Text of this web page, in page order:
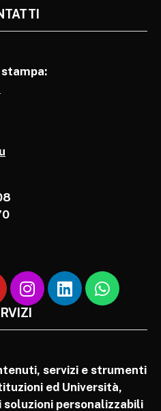
servizi e strumenti
ed Università,
soluzioni personalizzabili